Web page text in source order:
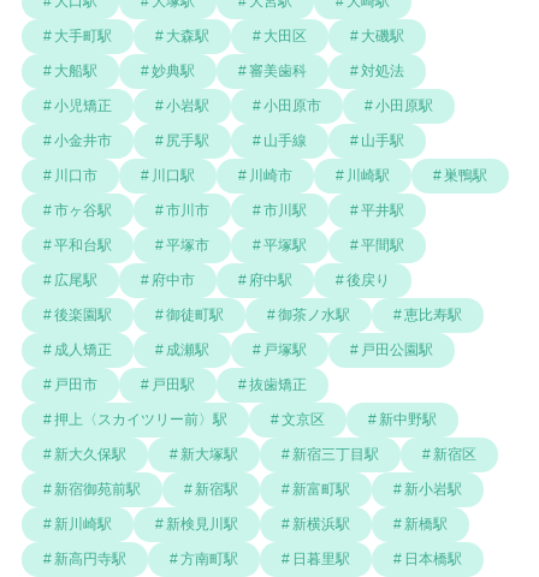
大手町駅 大森駅 大田区 大磯駅
大船駅 妙典駅 審美歯科 対処法
小児矯正 小岩駅 小田原市 小田原駅
小金井市 尻手駅 山手線 山手駅
川口市 川口駅 川崎市 川崎駅 巣鴨駅
市ヶ谷駅 市川市 市川駅 平井駅
平和台駅 平塚市 平塚駅 平間駅
広尾駅 府中市 府中駅 後戻り
後楽園駅 御徒町駅 御茶ノ水駅 恵比寿駅
成人矯正 成瀬駅 戸塚駅 戸田公園駅
戸田市 戸田駅 抜歯矯正
押上〈スカイツリー前〉駅 文京区 新中野駅
新大久保駅 新大塚駅 新宿三丁目駅 新宿区
新宿御苑前駅 新宿駅 新富町駅 新小岩駅
新川崎駅 新検見川駅 新横浜駅 新橋駅
新高円寺駅 方南町駅 日暮里駅 日本橋駅